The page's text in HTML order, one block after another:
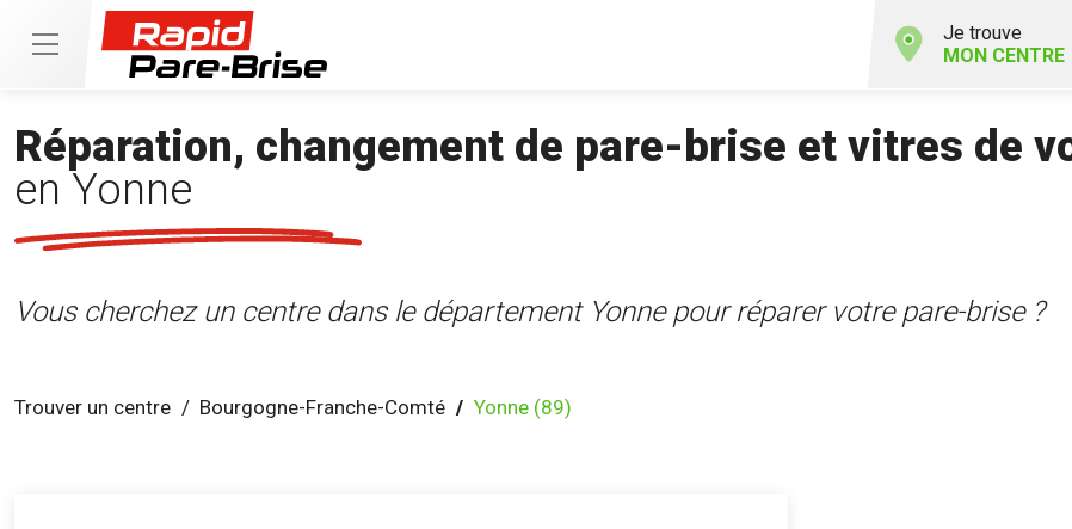
Je trouve
MON CENTRE
Réparation, changement de pare-brise et vitres de
en Yonne
Vous cherchez un centre dans le département Yonne pour réparer votre pare-brise ?
Trouver un centre Bourgogne-Franche-Comté Yonne (89)